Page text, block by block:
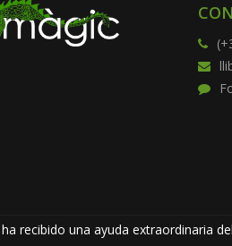
recibido una ayuda extraordinaria